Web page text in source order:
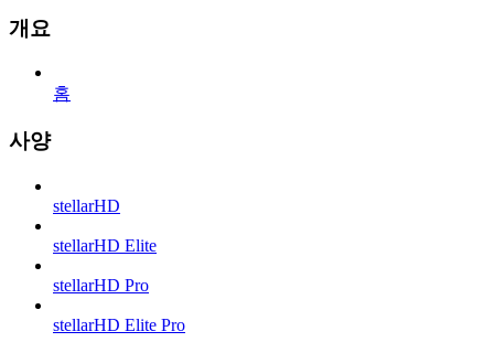
개요
홈
사양
stellarHD
stellarHD Elite
stellarHD Pro
stellarHD Elite Pro